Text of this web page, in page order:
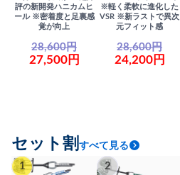
評の新開発ハニカムヒ
ール ※密着度と足裏感
覚が向上
28,600円
27,500円
※軽く柔軟に進化した
VSR ※新ラストで異次
元フィット感
28,600円
24,200円
セット割 すべて見る
1 2